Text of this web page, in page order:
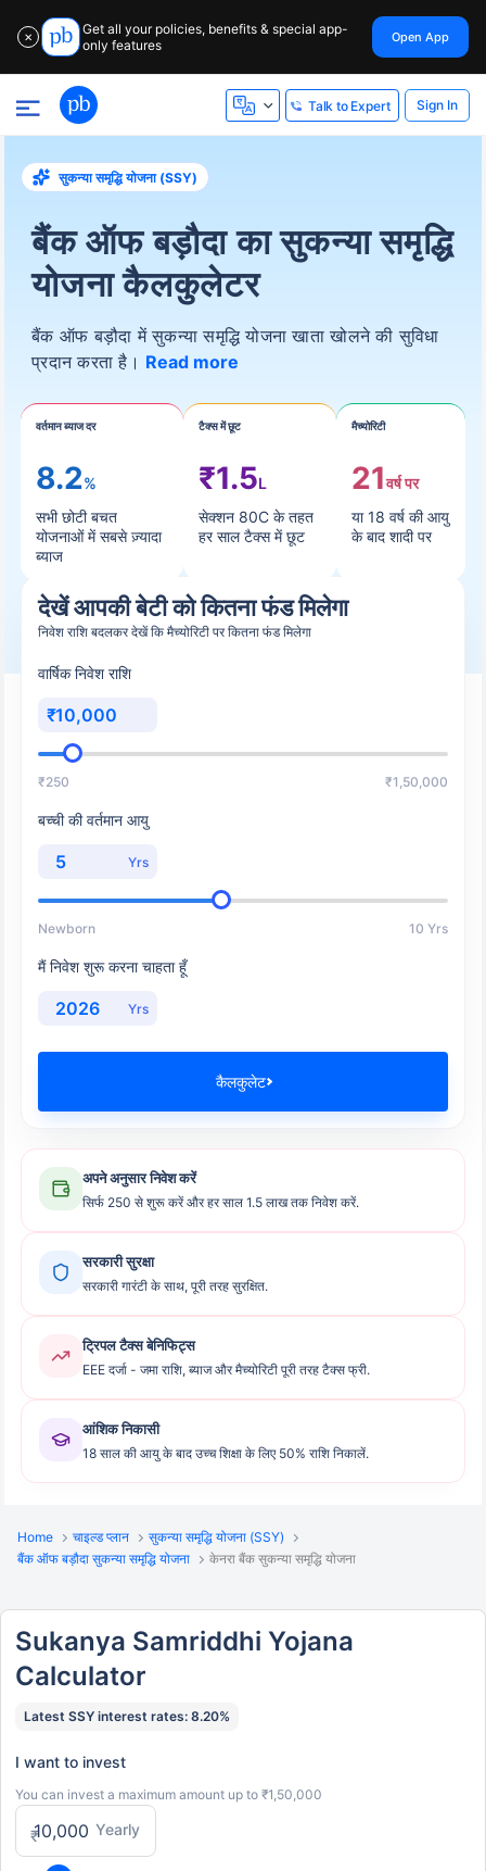
✕
Get all your policies, benefits & special app-
only features
Open App
Talk to Expert Sign In
सुकन्या समृद्धि योजना (SSY)
बैंक ऑफ बड़ौदा का सुकन्या समृद्धि
योजना कैलकुलेटर
बैंक ऑफ बड़ौदा में सुकन्या समृद्धि योजना खाता खोलने की सुविधा
प्रदान करता है। Read more
वर्तमान ब्याज दर
8.2%
सभी छोटी बचत
योजनाओं में सबसे ज़्यादा
ब्याज
टैक्स में छूट
₹1.5L
सेक्शन 80C के तहत
हर साल टैक्स में छूट
मैच्योरिटी
21वर्ष पर
या 18 वर्ष की आयु
के बाद शादी पर
देखें आपकी बेटी को कितना फंड मिलेगा
निवेश राशि बदलकर देखें कि मैच्योरिटी पर कितना फंड मिलेगा
वार्षिक निवेश राशि
₹
₹250 ₹1,50,000
बच्ची की वर्तमान आयु
Yrs
Newborn 10 Yrs
मैं निवेश शुरू करना चाहता हूँ
Yrs
कैलकुलेट
अपने अनुसार निवेश करें
सिर्फ 250 से शुरू करें और हर साल 1.5 लाख तक निवेश करें.
सरकारी सुरक्षा
सरकारी गारंटी के साथ, पूरी तरह सुरक्षित.
ट्रिपल टैक्स बेनिफिट्स
EEE दर्जा - जमा राशि, ब्याज और मैच्योरिटी पूरी तरह टैक्स फ्री.
आंशिक निकासी
18 साल की आयु के बाद उच्च शिक्षा के लिए 50% राशि निकालें.
Home चाइल्ड प्लान
सुकन्या समृद्धि योजना (SSY)
बैंक ऑफ बड़ौदा सुकन्या समृद्धि योजना
केनरा बैंक सुकन्या समृद्धि योजना
Sukanya Samriddhi Yojana
Calculator
Latest SSY interest rates: 8.20%
I want to invest
You can invest a maximum amount up to ₹1,50,000
Yearly
₹